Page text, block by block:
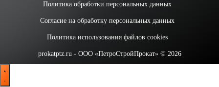
Политика обработки персональных данных
Согласие на обработку персональных данных
Политика использования файлов cookies
prokatptz.ru - ООО «ПетроСтройПрокат» © 2026